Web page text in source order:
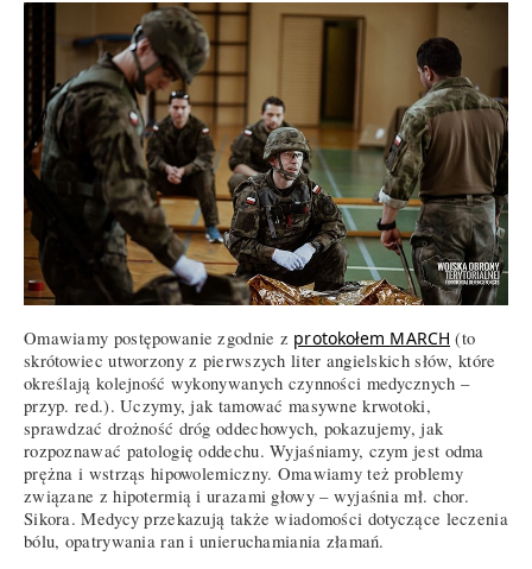
Omawiamy postępowanie zgodnie z protokołem MARCH (to
skrótowiec utworzony z pierwszych liter angielskich słów, które
określają kolejność wykonywanych czynności medycznych –
przyp. red.). Uczymy, jak tamować masywne krwotoki,
sprawdzać drożność dróg oddechowych, pokazujemy, jak
rozpoznawać patologię oddechu. Wyjaśniamy, czym jest odma
prężna i wstrząs hipowolemiczny. Omawiamy też problemy
związane z hipotermią i urazami głowy – wyjaśnia mł. chor.
Sikora. Medycy przekazują także wiadomości dotyczące leczenia
bólu, opatrywania ran i unieruchamiania złamań.